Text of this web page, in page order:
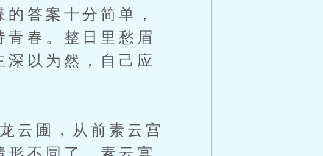
答案十分简单，
春。整日里愁眉
以为然，自己应
云圃，从前素云宫